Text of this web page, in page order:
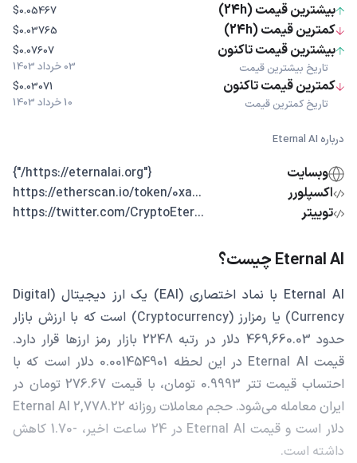
بیشترین قیمت (24h) $0.05467
کمترین قیمت (24h) $0.03765
بیشترین قیمت تاکنون
تاریخ بیشترین قیمت
$0.07607
03 خرداد 1403
کمترین قیمت تاکنون
تاریخ کمترین قیمت
$0.03071
10 خرداد 1403
درباره Eternal AI
وبسایت
{"https://eternalai.org/"}
اکسپلورر
...https://etherscan.io/token/0xa
توییتر
...https://twitter.com/CryptoEter
Eternal AI چیست؟
Eternal AI با نماد اختصاری (EAI) یک ارز دیجیتال (Digital
Currency) یا رمزارز (Cryptocurrency) است که با ارزش بازار
حدود 469,660.03 دلار در رتبه 2248 بازار رمز ارزها قرار دارد.
قیمت Eternal AI در این لحظه 0.001454901 دلار است که با
احتساب قیمت تتر 0.9993 تومان، با قیمت 276.67 تومان در
ایران معامله می‌شود. حجم معاملات روزانه Eternal AI 2,778.22
دلار است و قیمت Eternal AI در 24 ساعت اخیر، -1.70 کاهش
داشته است.